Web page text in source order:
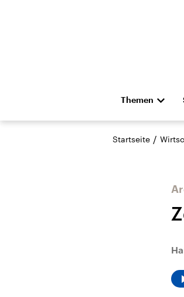
Themen
Die
Hörspiel und
Anhalt 2026
Sachsen-
am 6.
Startseite /